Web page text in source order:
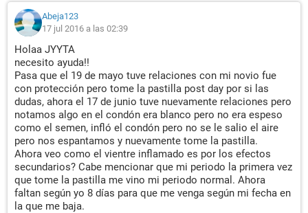
Abeja123
17 jul 2016 a las 02:39
Holaa JYYTA
necesito ayuda!!
Pasa que el 19 de mayo tuve relaciones con mi novio fue
con protección pero tome la pastilla post day por si las
dudas, ahora el 17 de junio tuve nuevamente relaciones pero
notamos algo en el condón era blanco pero no era espeso
como el semen, infló el condón pero no se le salio el aire
pero nos espantamos y nuevamente tome la pastilla.
Ahora veo como el vientre inflamado es por los efectos
secundarios? Cabe mencionar que mi periodo la primera vez
que tome la pastilla me vino mi periodo normal. Ahora
faltan según yo 8 días para que me venga según mi fecha en
la que me baja.